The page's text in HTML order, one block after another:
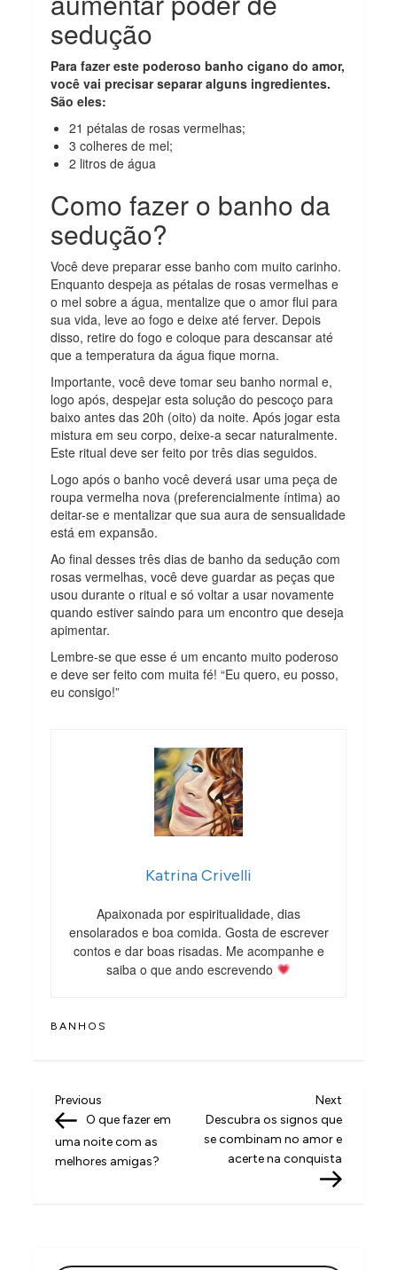
sedução
Para fazer este poderoso banho cigano do amor,
você vai precisar separar alguns ingredientes.
São eles:
21 pétalas de rosas vermelhas;
3 colheres de mel;
2 litros de água
Como fazer o banho da
sedução?
Você deve preparar esse banho com muito carinho.
Enquanto despeja as pétalas de rosas vermelhas e
o mel sobre a água, mentalize que o amor flui para
sua vida, leve ao fogo e deixe até ferver. Depois
disso, retire do fogo e coloque para descansar até
que a temperatura da água fique morna.
Importante, você deve tomar seu banho normal e,
logo após, despejar esta solução do pescoço para
baixo antes das 20h (oito) da noite. Após jogar esta
mistura em seu corpo, deixe-a secar naturalmente.
Este ritual deve ser feito por três dias seguidos.
Logo após o banho você deverá usar uma peça de
roupa vermelha nova (preferencialmente íntima) ao
deitar-se e mentalizar que sua aura de sensualidade
está em expansão.
Ao final desses três dias de banho da sedução com
rosas vermelhas, você deve guardar as peças que
usou durante o ritual e só voltar a usar novamente
quando estiver saindo para um encontro que deseja
apimentar.
Lembre-se que esse é um encanto muito poderoso
e deve ser feito com muita fé! “Eu quero, eu posso,
eu consigo!”
Katrina Crivelli
Apaixonada por espiritualidade, dias
ensolarados e boa comida. Gosta de escrever
contos e dar boas risadas. Me acompanhe e
saiba o que ando escrevendo
BANHOS
N
a
v
Previous
Post
Previous
O que fazer em
uma noite com as
melhores amigas?
Next
Post
Next
Descubra os signos que
se combinam no amor e
acerte na conquista